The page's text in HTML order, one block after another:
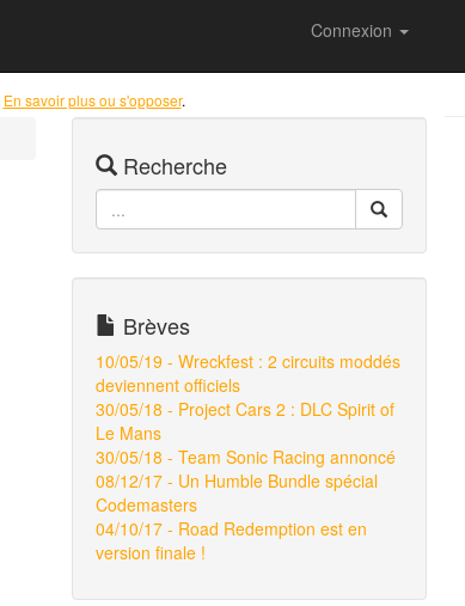
En savoir plus ou s'opposer.
Connexion
Recherche
Brèves
10/05/19 - Wreckfest : 2 circuits moddés
deviennent officiels
30/05/18 - Project Cars 2 : DLC Spirit of
Le Mans
30/05/18 - Team Sonic Racing annoncé
08/12/17 - Un Humble Bundle spécial
Codemasters
04/10/17 - Road Redemption est en
version finale !